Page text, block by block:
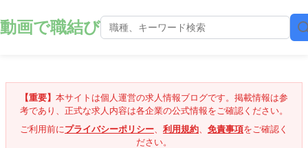
動画で職結び
【重要】 本サイトは個人運営の求人情報ブログです。掲載情報は参
考であり、正式な求人内容は各企業の公式情報をご確認ください。
ご利用前にプライバシーポリシー、 利用規約、 免責事項をご確認く
ださい。